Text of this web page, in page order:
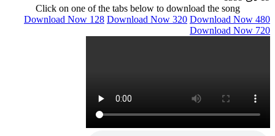
Click on one of the tabs below to download the song
Download Now 128 Download Now 320 Download Now 480
Download Now 720